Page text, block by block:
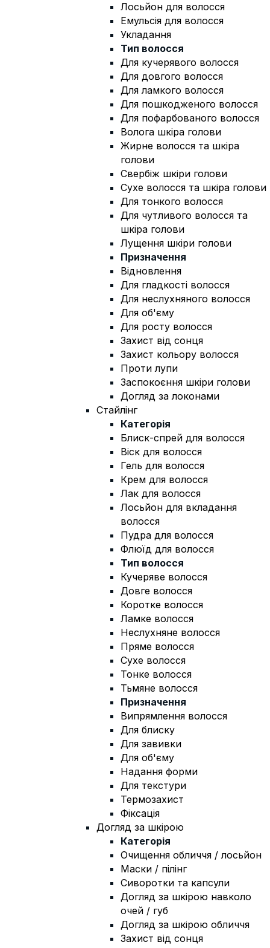
Лосьйон для волосся
Емульсія для волосся
Укладання
Тип волосся
Для кучерявого волосся
Для довгого волосся
Для ламкого волосся
Для пошкодженого волосся
Для пофарбованого волосся
Волога шкіра голови
Жирне волосся та шкіра
голови
Свербіж шкіри голови
Сухе волосся та шкіра голови
Для тонкого волосся
Для чутливого волосся та
шкіра голови
Лущення шкіри голови
Призначення
Відновлення
Для гладкості волосся
Для неслухняного волосся
Для об'єму
Для росту волосся
Захист від сонця
Захист кольору волосся
Проти лупи
Заспокоєння шкіри голови
Догляд за локонами
Стайлінг
Категорія
Блиск-спрей для волосся
Віск для волосся
Гель для волосся
Крем для волосся
Лак для волосся
Лосьйон для вкладання
волосся
Пудра для волосся
Флюїд для волосся
Тип волосся
Кучеряве волосся
Довге волосся
Коротке волосся
Ламке волосся
Неслухняне волосся
Пряме волосся
Сухе волосся
Тонке волосся
Тьмяне волосся
Призначення
Випрямлення волосся
Для блиску
Для завивки
Для об'єму
Надання форми
Для текстури
Термозахист
Фіксація
Догляд за шкірою
Категорія
Очищення обличчя / лосьйон
Маски / пілінг
Сиворотки та капсули
Догляд за шкірою навколо
очей / губ
Догляд за шкірою обличчя
Захист від сонця